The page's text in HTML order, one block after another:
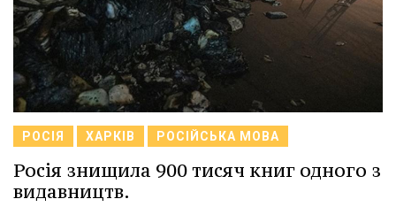
РОСІЯ ХАРКІВ РОСІЙСЬКА МОВА
Росія знищила 900 тисяч книг одного з
видавництв.